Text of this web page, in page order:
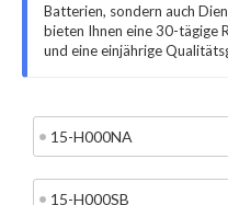
Batterien, sondern auch
bieten Ihnen eine 30-tägige
und eine einjährige
15-H000NA
15-H000SB